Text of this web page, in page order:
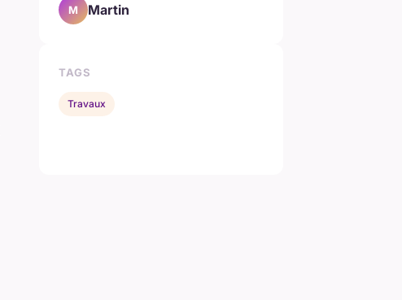
M Martin
TAGS
Travaux